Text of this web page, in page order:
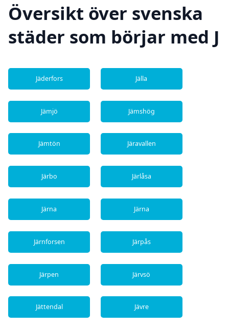
Översikt över svenska
städer som börjar med J
Jäderfors Jälla
Jämjö Jämshög
Jämtön Järavallen
Järbo Järlåsa
Järna Järna
Järnforsen Järpås
Järpen Järvsö
Jättendal Jävre